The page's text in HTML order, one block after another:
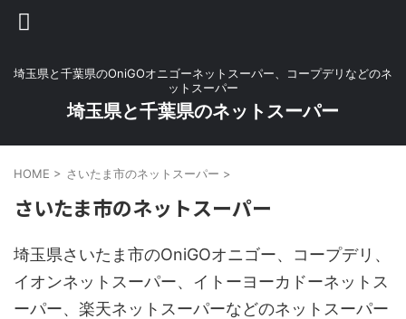
埼玉県と千葉県のOniGOオニゴーネットスーパー、コープデリなどのネ
ットスーパー
埼玉県と千葉県のネットスーパー
HOME > さいたま市のネットスーパー >
さいたま市のネットスーパー
埼玉県さいたま市のOniGOオニゴー、コープデリ、
イオンネットスーパー、イトーヨーカドーネットス
ーパー、楽天ネットスーパーなどのネットスーパー